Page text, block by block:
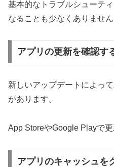
基本的なトラブルシューテ
なることも少なくありません
アプリの更新を確認す
新しいアップデートによっ
があります。
App StoreやGoogle Playで
アプリのキャッシュを